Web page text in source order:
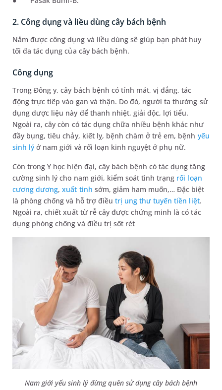
2. Công dụng và liều dùng cây bách bệnh
Nắm được công dụng và liều dùng sẽ giúp bạn phát huy
tối đa tác dụng của cây bách bệnh.
Công dụng
Trong Đông y, cây bách bệnh có tính mát, vị đắng, tác
động trực tiếp vào gan và thận. Do đó, người ta thường sử
dụng dược liệu này để thanh nhiệt, giải độc, lợi tiểu.
Ngoài ra, cây còn có tác dụng chữa nhiều bệnh khác như
đầy bụng, tiêu chảy, kiết lỵ, bệnh chàm ở trẻ em, bệnh yếu
sinh lý ở nam giới và rối loạn kinh nguyệt ở phụ nữ.
Còn trong Y học hiện đại, cây bách bệnh có tác dụng tăng
cường sinh lý cho nam giới, kiểm soát tình trạng rối loạn
cương dương,xuất tinh sớm, giảm ham muốn,… Đặc biệt
là phòng chống và hỗ trợ điều trị ung thư tuyến tiền liệt.
Ngoài ra, chiết xuất từ rễ cây được chứng minh là có tác
dụng phòng chống và điều trị sốt rét
Nam giới yếu sinh lý đừng quên sử dụng cây bách bệnh